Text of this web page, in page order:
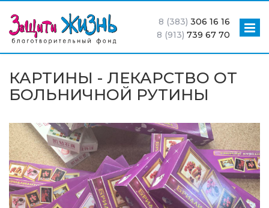
8 (383) 306 16 16
8 (913) 739 67 70
КАРТИНЫ - ЛЕКАРСТВО ОТ
БОЛЬНИЧНОЙ РУТИНЫ